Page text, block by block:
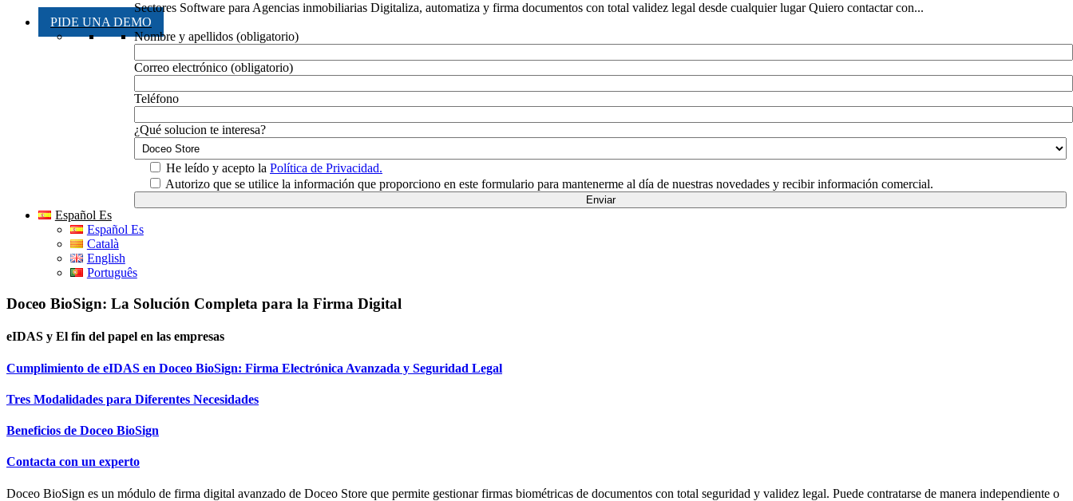
Sectores Software para Agencias inmobiliarias Digitaliza, automatiza y firma documentos con total validez legal desde cualquier lugar Quiero contactar con...
PIDE UNA DEMO
Nombre y apellidos (obligatorio)
Correo electrónico (obligatorio)
Teléfono
¿Qué solucion te interesa?
He leído y acepto la Política de Privacidad.
Autorizo que se utilice la información que proporciono en este formulario para mantenerme al día de nuestras novedades y recibir información comercial.
Español Es
Español Es
Català
English
Português
Doceo BioSign: La Solución Completa para la Firma Digital
eIDAS y El fin del papel en las empresas
Cumplimiento de eIDAS en Doceo BioSign: Firma Electrónica Avanzada y Seguridad Legal
Tres Modalidades para Diferentes Necesidades
Beneficios de Doceo BioSign
Contacta con un experto
Doceo BioSign es un módulo de firma digital avanzado de Doceo Store que permite gestionar firmas biométricas de documentos con total seguridad y validez legal. Puede contratarse de manera independiente o